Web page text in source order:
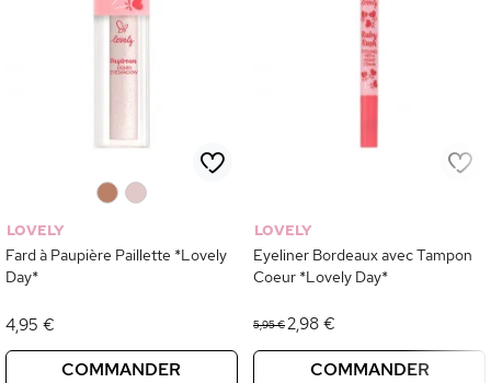
LOVELY
Fard à Paupière Paillette *Lovely
Day*
4,95 €
COMMANDER
LOVELY
Eyeliner Bordeaux avec Tampon
Coeur *Lovely Day*
5,95 €2,98 €
COMMANDER